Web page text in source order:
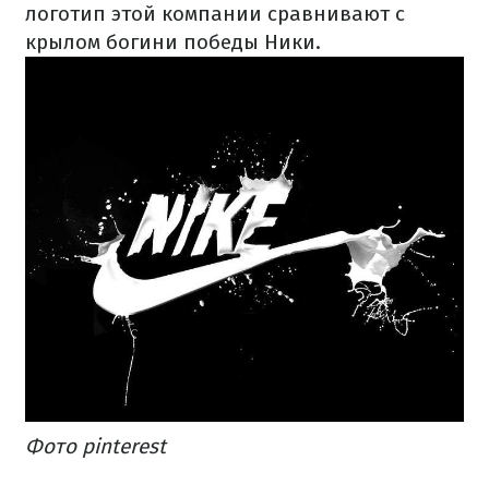
логотип этой компании сравнивают с
крылом богини победы Ники.
Фото pinterest